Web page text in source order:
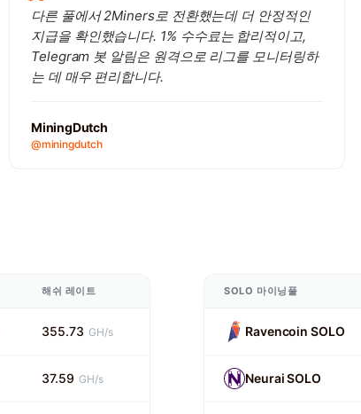
다른 풀에서 2Miners로 전환했는데 더 안정적인
지급을 확인했습니다. 1% 수수료는 합리적이고,
Telegram 봇 알림은 원격으로 리그를 모니터링하
는 데 매우 편리합니다.
MiningDutch
@miningdutch
해쉬 레이트
355.73 GH/s
37.59 GH/s
SOLO 마이닝풀
Ravencoin SOLO
Neurai SOLO